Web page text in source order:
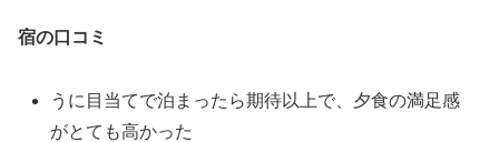
宿の口コミ
うに目当てで泊まったら期待以上で、夕食の満足感
がとても高かった